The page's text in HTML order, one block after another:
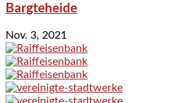
Bargteheide
Nov. 3, 2021